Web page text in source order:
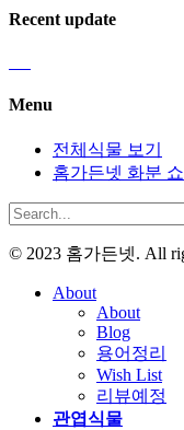
Recent update
Menu
전체식물 보기
홈가든넷 화분
© 2023 홈가든넷. All
About
About
Blog
용어정리
Wish List
리뷰예정
관엽식물